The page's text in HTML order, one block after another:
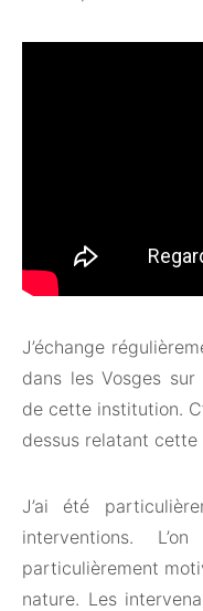
J’échange
dans les Vosges
de cette institution.
dessus relatant
J’ai été
interventions.
particulièrement
nature. Les